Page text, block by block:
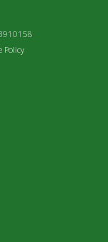
Policy